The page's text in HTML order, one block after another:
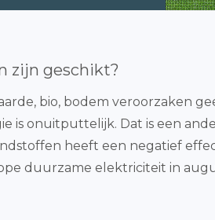
zijn geschikt?
bio, bodem veroorzaken
is onuitputtelijk. Dat is een
heeft een negatief
duurzame elektriciteit in